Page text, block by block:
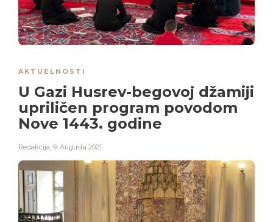
AKTUELNOSTI
U Gazi Husrev-begovoj džamiji
upriličen program povodom
Nove 1443. godine
Redakcija, 9. Augusta 2021.